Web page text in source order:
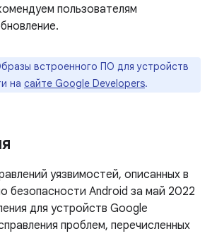
пользователям
встроенного ПО для устройств
на сайте Google Developers.
уязвимостей, описанных в
безопасности Android за май 2022
для устройств Google
проблем, перечисленных